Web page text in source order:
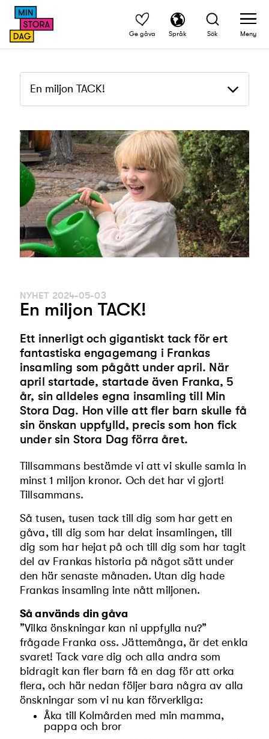
Ge gåva Språk Sök Meny
En miljon TACK!
NYHET 2024-05-03
En miljon TACK!
Ett innerligt och gigantiskt tack för ert
fantastiska engagemang i Frankas
insamling som pågått under april. När
april startade, startade även Franka, 5
år, sin alldeles egna insamling till Min
Stora Dag. Hon ville att fler barn skulle få
sin önskan uppfylld, precis som hon fick
under sin Stora Dag förra året.
Tillsammans bestämde vi att vi skulle samla in
minst 1 miljon kronor. Och det har vi gjort!
Tillsammans.
Så tusen, tusen tack till dig som har gett en
gåva, till dig som har delat insamlingen, till
dig som har hejat på och till dig som har tagit
del av Frankas historia på något sätt under
den här senaste månaden. Utan dig hade
Frankas insamling inte nått miljonen.
Så används din gåva
”Vilka önskningar kan ni uppfylla nu?”
frågade Franka oss. Jättemånga, är det enkla
svaret! Tack vare dig och alla andra som
bidragit kan fler barn få en dag för att orka
flera, och här nedan följer bara några av alla
önskningar som vi nu kan förverkliga:
Åka till Kolmården med min mamma,
pappa och bror